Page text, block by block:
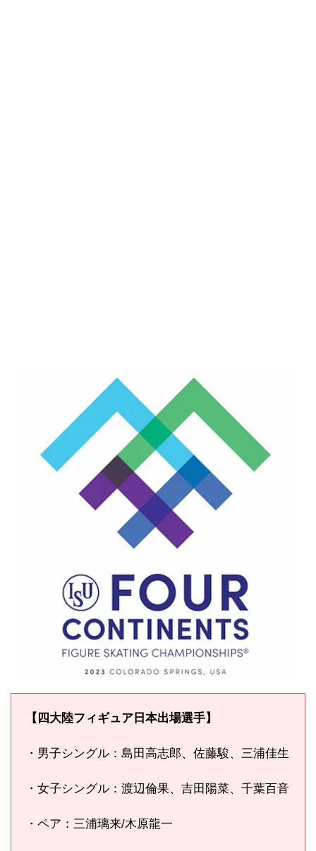
【四大陸フィギュア日本出場選手】
・男子シングル：島田高志郎、佐藤駿、三浦佳生
・女子シングル：渡辺倫果、吉田陽菜、千葉百音
・ペア：三浦璃来/木原龍一